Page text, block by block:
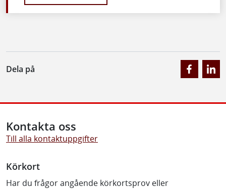
Dela på
Kontakta oss
Till alla kontaktuppgifter
Körkort
Har du frågor angående körkortsprov eller